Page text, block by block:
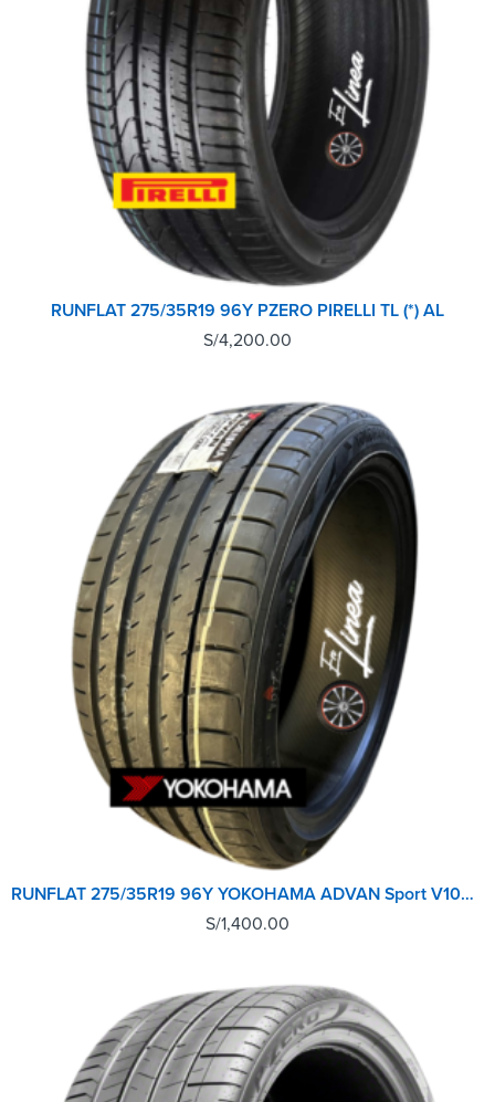
RUNFLAT 275/35R19 96Y PZERO PIRELLI TL (*) AL
S/4,200.00
RUNFLAT 275/35R19 96Y YOKOHAMA ADVAN Sport V105 ZPS TL
S/1,400.00